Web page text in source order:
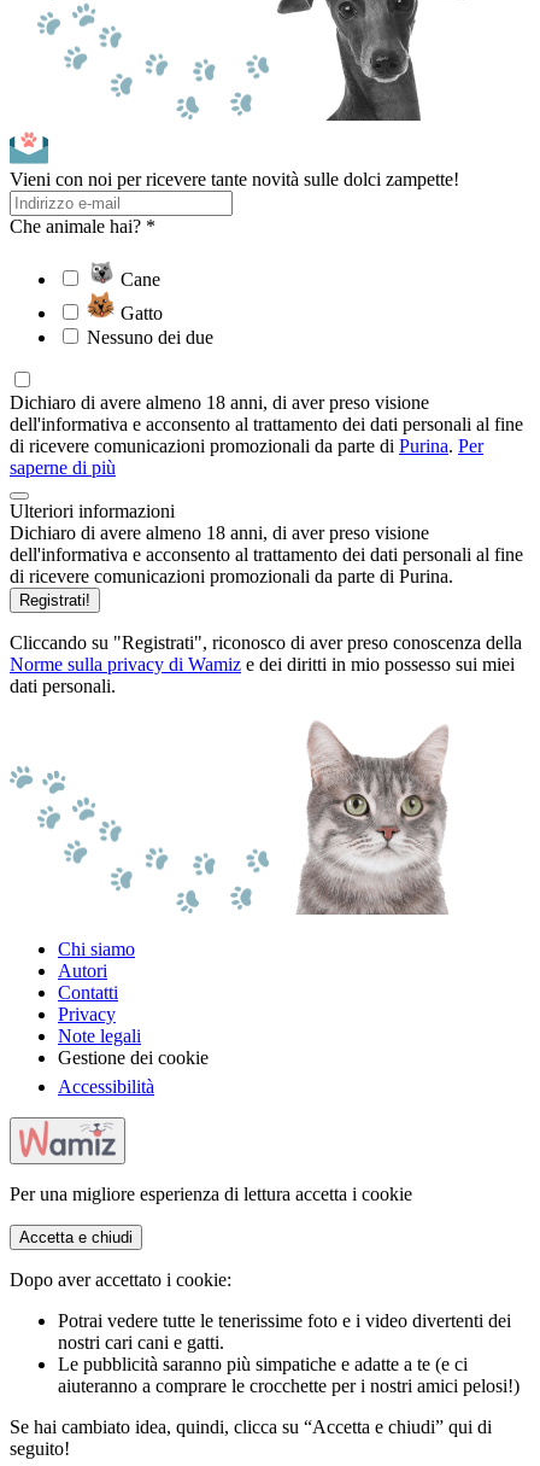
Vieni con noi per ricevere tante novità sulle dolci zampette!
Che animale hai? *
Cane
Gatto
Nessuno dei due
Dichiaro di avere almeno 18 anni, di aver preso visione
dell'informativa e acconsento al trattamento dei dati personali al fine
di ricevere comunicazioni promozionali da parte di Purina. Per
saperne di più
Ulteriori informazioni
Dichiaro di avere almeno 18 anni, di aver preso visione
dell'informativa e acconsento al trattamento dei dati personali al fine
di ricevere comunicazioni promozionali da parte di Purina.
Registrati!
Cliccando su "Registrati", riconosco di aver preso conoscenza della
Norme sulla privacy di Wamiz e dei diritti in mio possesso sui miei
dati personali.
Chi siamo
Autori
Contatti
Privacy
Note legali
Gestione dei cookie
Accessibilità
Per una migliore esperienza di lettura accetta i cookie
Accetta e chiudi
Dopo aver accettato i cookie:
Potrai vedere tutte le tenerissime foto e i video divertenti dei
nostri cari cani e gatti.
Le pubblicità saranno più simpatiche e adatte a te (e ci
aiuteranno a comprare le crocchette per i nostri amici pelosi!)
Se hai cambiato idea, quindi, clicca su “Accetta e chiudi” qui di
seguito!